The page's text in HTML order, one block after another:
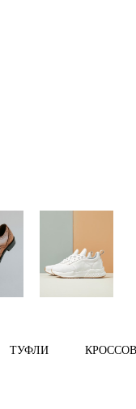
ТУФЛИ